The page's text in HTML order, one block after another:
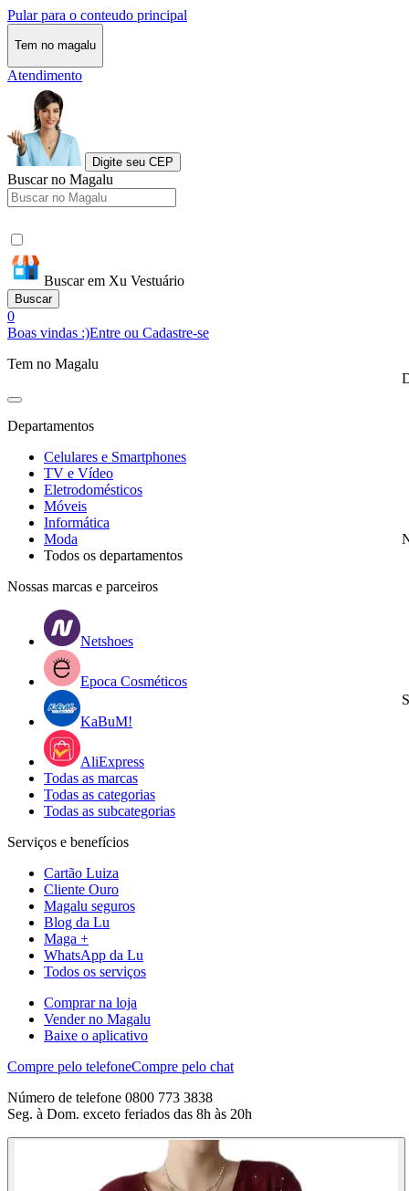
Pular para o conteudo principal
Tem no magalu
Atendimento
Digite seu CEP
Buscar no Magalu
Buscar em Xu Vestuário
Buscar
0
Boas vindas :)Entre ou Cadastre-se
Tem no Magalu
Departamentos
Celulares e Smartphones
TV e Vídeo
Eletrodomésticos
Móveis
Informática
Moda
Todos os departamentos
Nossas marcas e parceiros
Netshoes
Epoca Cosméticos
KaBuM!
AliExpress
Todas as marcas
Todas as categorias
Todas as subcategorias
Serviços e benefícios
Cartão Luiza
Cliente Ouro
Magalu seguros
Blog da Lu
Maga +
WhatsApp da Lu
Todos os serviços
Comprar na loja
Vender no Magalu
Baixe o aplicativo
Compre pelo telefoneCompre pelo chat
Número de telefone 0800 773 3838
Seg. à Dom. exceto feriados das 8h às 20h